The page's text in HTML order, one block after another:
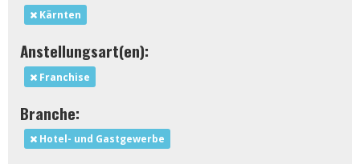
Kärnten
Anstellungsart(en):
Franchise
Branche:
Hotel- und Gastgewerbe